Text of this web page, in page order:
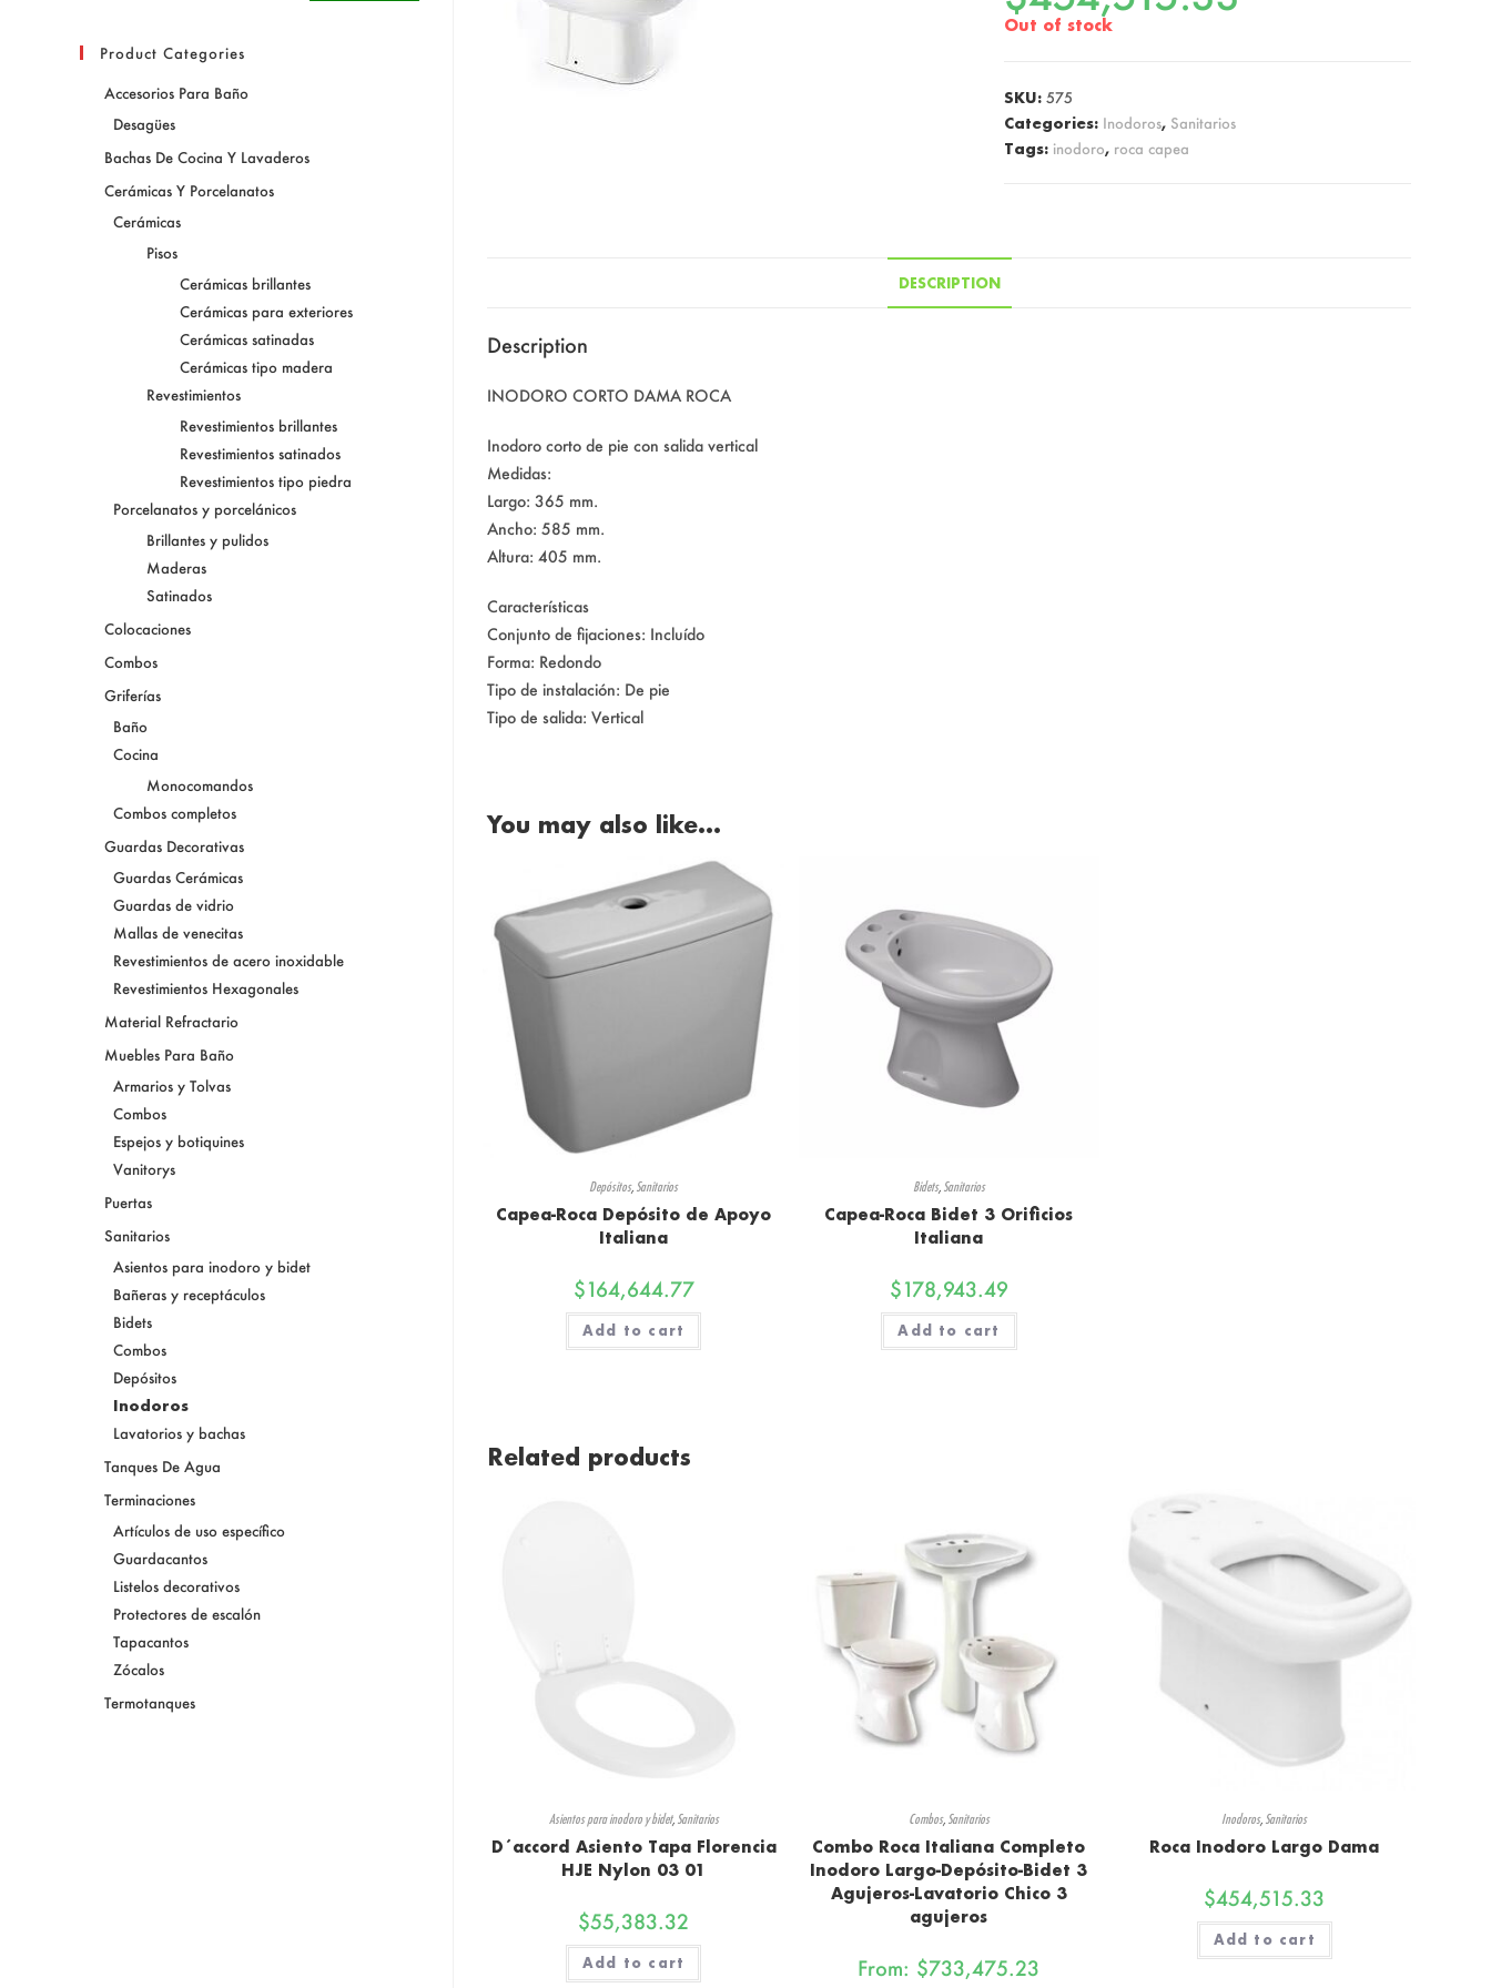
Out of stock
SKU:575
Categories: Inodoros, Sanitarios
Tags: inodoro, roca capea
DESCRIPTION
Description
INODORO CORTO DAMA ROCA
Inodoro corto de pie con salida vertical
Medidas:
Largo: 365 mm.
Ancho: 585 mm.
Altura: 405 mm.
Características
Conjunto de fijaciones: Incluído
Forma: Redondo
Tipo de instalación: De pie
Tipo de salida: Vertical
You may also like…
Depósitos, Sanitarios
Capea-Roca Depósito de Apoyo
Italiana
$164,644.77
Add to cart
Bidets, Sanitarios
Capea-Roca Bidet 3 Orificios
Italiana
$178,943.49
Add to cart
Related products
Asientos para inodoro y bidet, Sanitarios
D´accord Asiento Tapa Florencia
HJE Nylon 03 01
$55,383.32
Add to cart
Combos, Sanitarios
Combo Roca Italiana Completo
Inodoro Largo-Depósito-Bidet 3
Agujeros-Lavatorio Chico 3
agujeros
From: $733,475.23
Inodoros, Sanitarios
Roca Inodoro Largo Dama
$454,515.33
Add to cart
Product Categories
Accesorios Para Baño
Desagües
Bachas De Cocina Y Lavaderos
Cerámicas Y Porcelanatos
Cerámicas
Pisos
Cerámicas brillantes
Cerámicas para exteriores
Cerámicas satinadas
Cerámicas tipo madera
Revestimientos
Revestimientos brillantes
Revestimientos satinados
Revestimientos tipo piedra
Porcelanatos y porcelánicos
Brillantes y pulidos
Maderas
Satinados
Colocaciones
Combos
Griferías
Baño
Cocina
Monocomandos
Combos completos
Guardas Decorativas
Guardas Cerámicas
Guardas de vidrio
Mallas de venecitas
Revestimientos de acero inoxidable
Revestimientos Hexagonales
Material Refractario
Muebles Para Baño
Armarios y Tolvas
Combos
Espejos y botiquines
Vanitorys
Puertas
Sanitarios
Asientos para inodoro y bidet
Bañeras y receptáculos
Bidets
Combos
Depósitos
Inodoros
Lavatorios y bachas
Tanques De Agua
Terminaciones
Artículos de uso específico
Guardacantos
Listelos decorativos
Protectores de escalón
Tapacantos
Zócalos
Termotanques